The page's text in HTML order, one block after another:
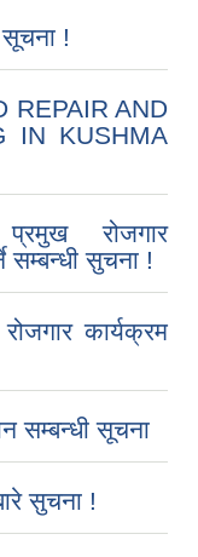
सूचना !
REPAIR AND
IN KUSHMA
रोजगार
सम्बन्धी सुचना !
कार्यक्रम
सम्बन्धी सूचना
सुचना !